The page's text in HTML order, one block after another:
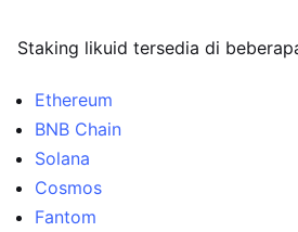
Staking likuid tersedia di
Ethereum
BNB Chain
Solana
Cosmos
Fantom